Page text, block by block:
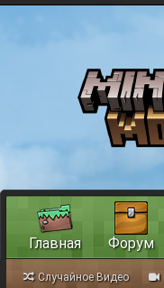
Главная Форум
Случайное Видео